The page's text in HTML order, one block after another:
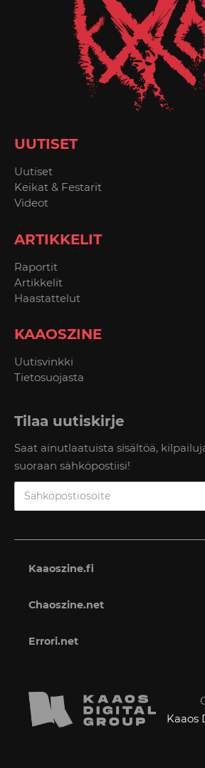
UUTISET
Uutiset
Keikat & Festarit
Videot
ARTIKKELIT
Raportit
Artikkelit
Haastattelut
KAAOSZINE
Uutisvinkki
Tietosuojasta
Tilaa uutiskirje
Saat ainutlaatuista sisältöä,
suoraan sähköpostiisi!
Kaaoszine.fi
Chaoszine.net
Errori.net
Kaaos